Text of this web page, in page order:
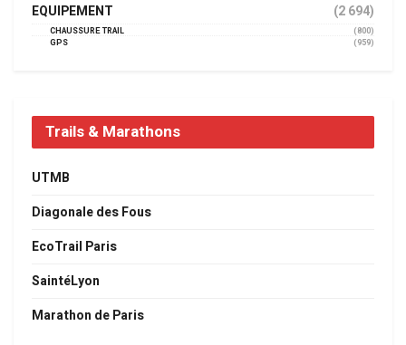
EQUIPEMENT (2 694)
CHAUSSURE TRAIL
(800)
GPS
(959)
Trails & Marathons
UTMB
Diagonale des Fous
EcoTrail Paris
SaintéLyon
Marathon de Paris